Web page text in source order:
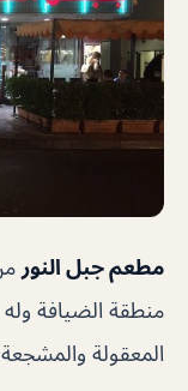
مطعم جبل النور
منطقة الضيافة
المعقولة